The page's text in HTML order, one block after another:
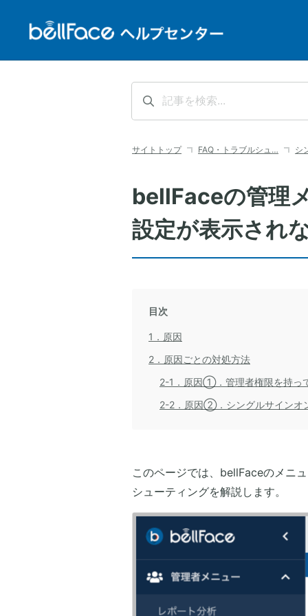
サイトトップ FAQ・トラブルシュ… シ
bellFaceの管理
設定が表示され
目次
1．原因
2．原因ごとの対処方法
2-1．原因①．管理者権限を持っ
2-2．原因②．シングルサインオ
このページでは、bellFaceのメニ
シューティングを解説します。